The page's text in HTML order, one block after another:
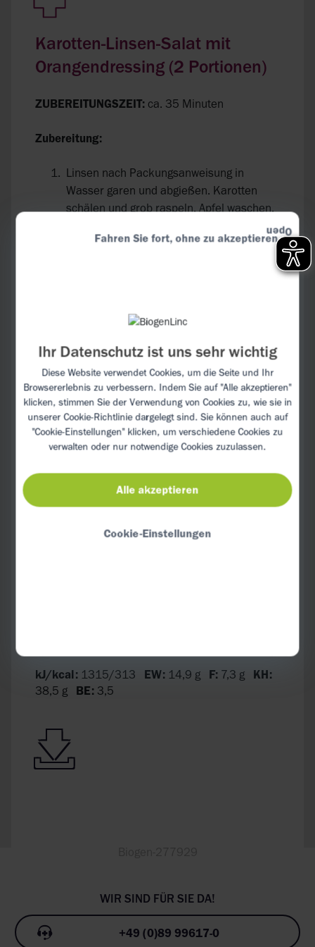
Ihr Datenschutz ist uns sehr wichtig
Diese Website verwendet Cookies, um die Seite und Ihr
Browsererlebnis zu verbessern. Indem Sie auf "Alle akzeptieren"
klicken, stimmen Sie der Verwendung von Cookies zu, wie sie in
unsererCookie-Richtliniedargelegt sind. Sie können auch auf
"Cookie-Einstellungen" klicken, um verschiedene Cookies zu
verwalten oder nur notwendige Cookies zuzulassen.
Alle akzeptieren
Cookie-Einstellungen
Fahren Sie fort, ohne zu akzeptieren
Karotten-Linsen-Salat mit
Orangendressing (2 Portionen)
ZUBEREITUNGSZEIT: ca. 35 Minuten
Zubereitung:
Linsen nach Packungsanweisung in
Wasser garen und abgießen. Karotten
schälen und grob raspeln. Apfel waschen,
ebenfalls raspeln.
Senf und Petersilie verquirlen und mit
Salz und Pfeffer abschmecken.
Karotten- und Apfelraspel mit Linsen und
Walnüssen vermischen. Karotten-Linsen-
Salat mit Dressing beträufeln und
servieren.
Linsen liefern neben Vitaminen und
kJ/kcal: 1315/313 EW: 14,9 g F: 7,3 g KH:
38,5 g BE:3,5
+49 (0)89 99617-0